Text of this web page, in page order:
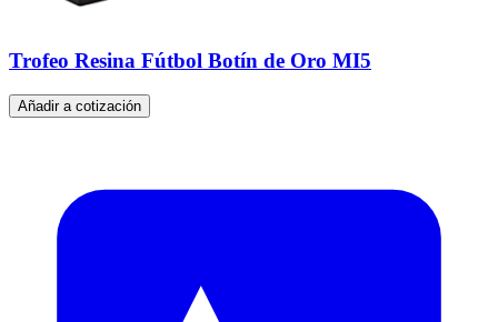
Trofeo Resina Fútbol Botín de Oro MI5
Añadir a cotización